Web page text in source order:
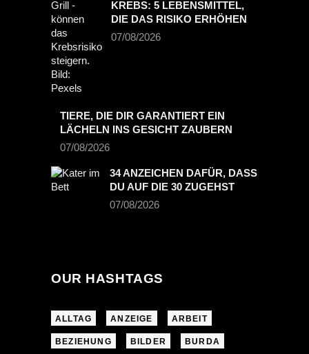
KREBS: 5 LEBENSMITTEL,
DIE DAS RISIKO ERHÖHEN
07/08/2026
TIERE, DIE DIR GARANTIERT EIN
LÄCHELN INS GESICHT ZAUBERN
07/08/2026
34 ANZEICHEN DAFÜR, DASS
DU AUF DIE 30 ZUGEHST
07/08/2026
OUR HASHTAGS
ALLTAG ANZEIGE ARBEIT
BEZIEHUNG BILDER BURDA